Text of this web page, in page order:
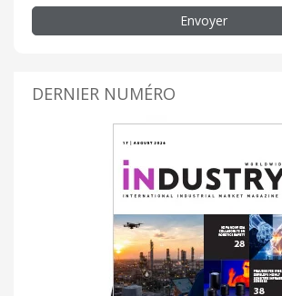
Envoyer
DERNIER NUMÉRO